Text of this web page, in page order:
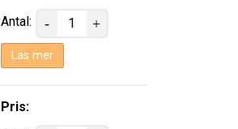
Antal:
Läs mer
Pris: